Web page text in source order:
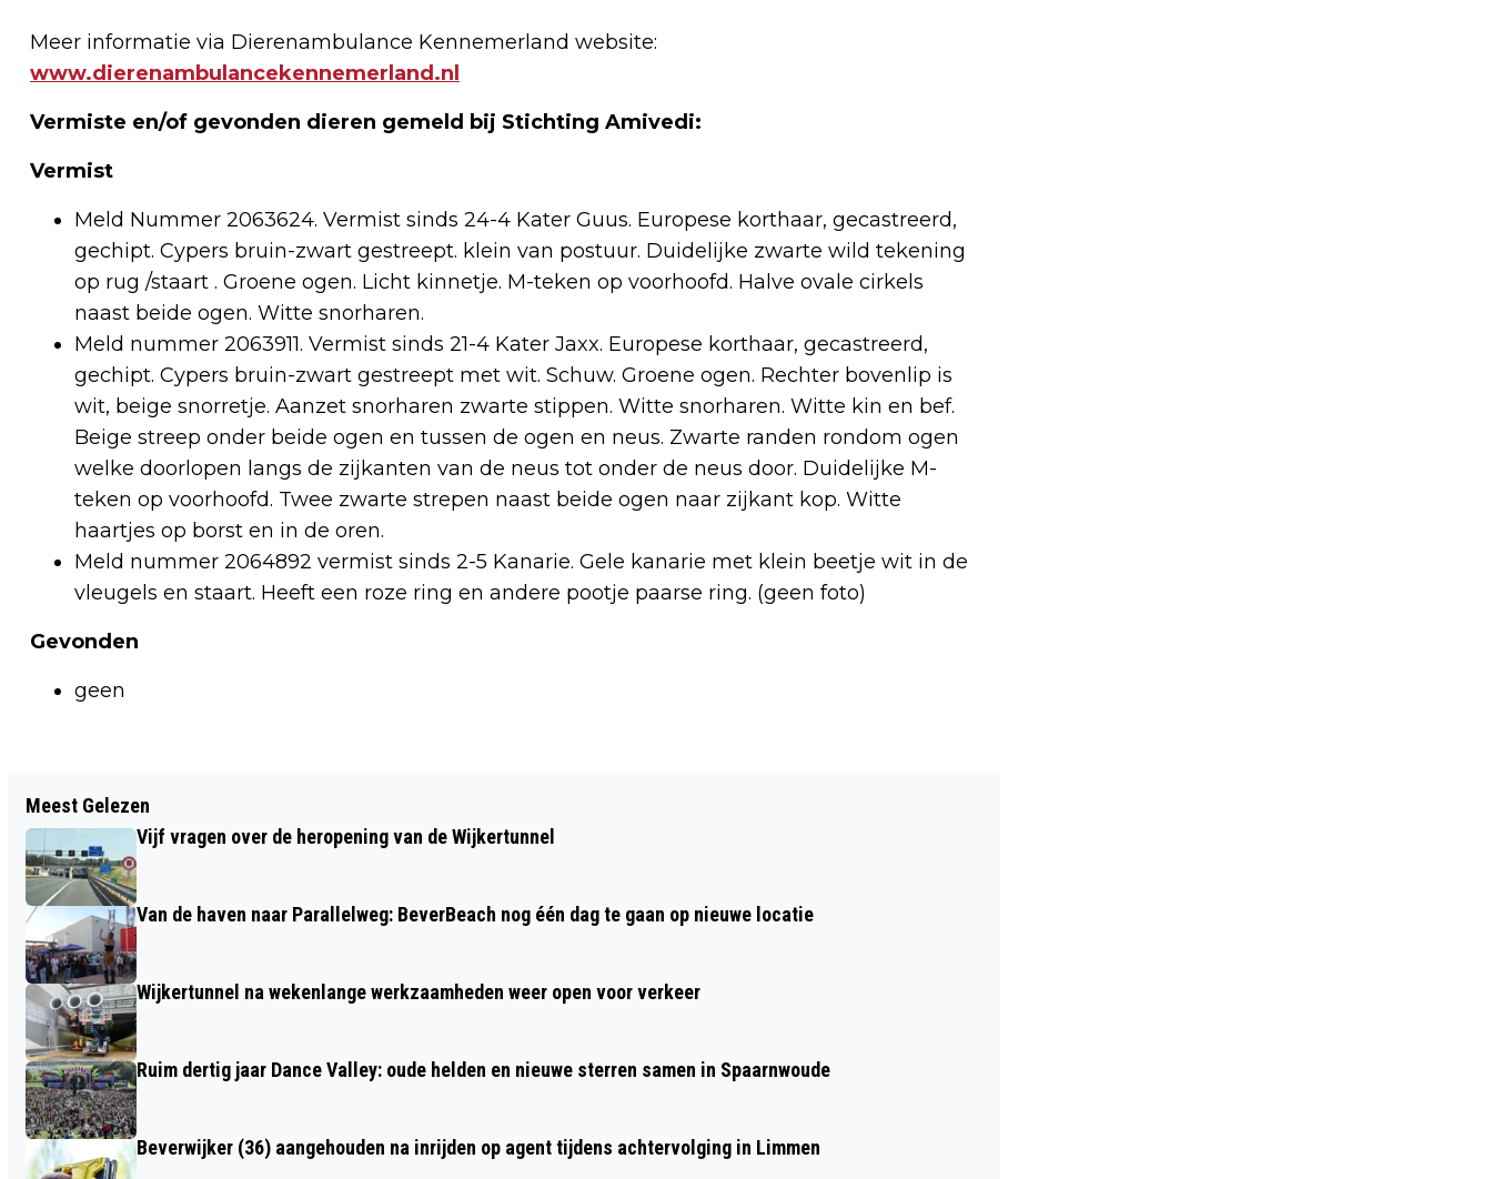
Meer informatie via Dierenambulance Kennemerland website:
www.dierenambulancekennemerland.nl
Vermiste en/of gevonden dieren gemeld bij Stichting Amivedi:
Vermist
Meld Nummer 2063624. Vermist sinds 24-4 Kater Guus. Europese korthaar, gecastreerd,
gechipt. Cypers bruin-zwart gestreept. klein van postuur. Duidelijke zwarte wild tekening
op rug /staart . Groene ogen. Licht kinnetje. M-teken op voorhoofd. Halve ovale cirkels
naast beide ogen. Witte snorharen.
Meld nummer 2063911. Vermist sinds 21-4 Kater Jaxx. Europese korthaar, gecastreerd,
gechipt. Cypers bruin-zwart gestreept met wit. Schuw. Groene ogen. Rechter bovenlip is
wit, beige snorretje. Aanzet snorharen zwarte stippen. Witte snorharen. Witte kin en bef.
Beige streep onder beide ogen en tussen de ogen en neus. Zwarte randen rondom ogen
welke doorlopen langs de zijkanten van de neus tot onder de neus door. Duidelijke M-
teken op voorhoofd. Twee zwarte strepen naast beide ogen naar zijkant kop. Witte
haartjes op borst en in de oren.
Meld nummer 2064892 vermist sinds 2-5 Kanarie. Gele kanarie met klein beetje wit in de
vleugels en staart. Heeft een roze ring en andere pootje paarse ring. (geen foto)
Gevonden
geen
RE-ENACTMENT KAMPEMENT IN
SANTPOORT, SCHIETDEMONSTRATIES
BIJ BUNKERMUSEUM EN MILITAIRE
VOERTUIGEN NAAR PLEIN 1945
OUDEREN-EN ZIEKENDAG IN
Meest Gelezen
Vijf vragen over de heropening van de Wijkertunnel
Van de haven naar Parallelweg: BeverBeach nog één dag te gaan op nieuwe locatie
Wijkertunnel na wekenlange werkzaamheden weer open voor verkeer
Ruim dertig jaar Dance Valley: oude helden en nieuwe sterren samen in Spaarnwoude
Beverwijker (36) aangehouden na inrijden op agent tijdens achtervolging in Limmen